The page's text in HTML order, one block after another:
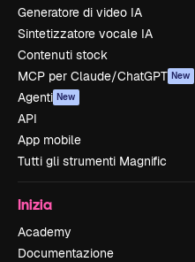
Generatore di video IA
Sintetizzatore vocale IA
Contenuti stock
MCP per Claude/ChatGPT New
Agenti New
API
App mobile
Tutti gli strumenti Magnific
Inizia
Academy
Documentazione